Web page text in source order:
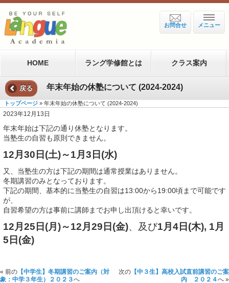
メニュー
お問合せ
HOME ラング学修館とは クラス案内
戻る 年末年始の休塾について (2024-2024)
トップページ » 年末年始の休塾について (2024-2024)
2023年12月13日
年末年始は下記の通り休塾となります。
当塾生の自習も原則できません。
12月30日(土)～1月3日(水)
又、当塾生の方は下記の期間は通常授業はありません。
冬期講習のみとなっております。
下記の期間、基本的に当塾生の自習は13:00から19:00頃まで可能です
が、
自習希望の方は事前に講師までお申し出頂けると幸いです。
12月25日(月)～12月29日(金)、及び1月4日(木), 1月
5日(金)
« 前の 【中学生】冬期講習のご案内（対
象：中学３年生）２０２３へ
次の 【中３生】高校入試直前講習のご案
内 ２０２４へ »